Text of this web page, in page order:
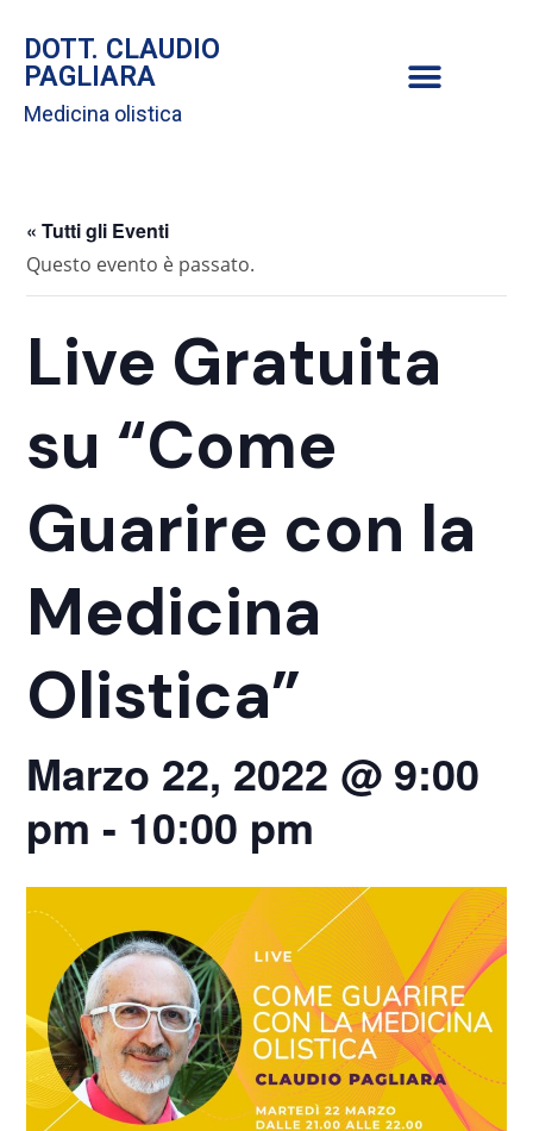
DOTT. CLAUDIO
PAGLIARA
Medicina olistica
« Tutti gli Eventi
Questo evento è passato.
Live Gratuita
su “Come
Guarire con la
Medicina
Olistica”
Marzo 22, 2022 @ 9:00
pm - 10:00 pm